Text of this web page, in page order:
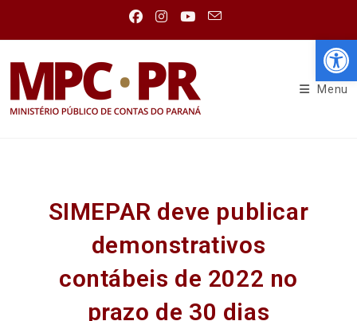
Menu
SIMEPAR deve publicar
demonstrativos
contábeis de 2022 no
prazo de 30 dias